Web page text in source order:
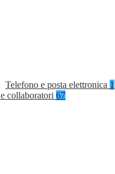
Telefono e posta elettronica 1
collaboratori 67